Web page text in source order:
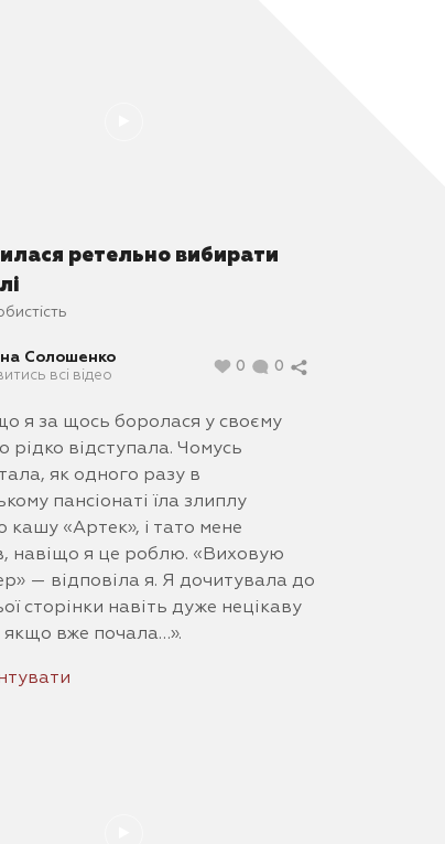
ретельно вибирати
Солошенко
всі відео
0 0
я за щось боролася у своєму
рідко відступала. Чомусь
як одного разу в
пансіонаті їла злиплу
кашу «Артек», і тато мене
навіщо я це роблю. «Виховую
— відповіла я. Я дочитувала до
сторінки навіть дуже нецікаву
якщо вже почала…».